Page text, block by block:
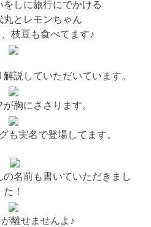
しに旅行にでかける
丸とレモンちゃん
枝豆も食べてます♪
説していただいています。
胸にささります。
も実名で登場してます。
名前も書いていただきまし
た！
離せませんよ♪